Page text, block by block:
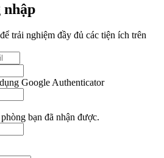
nhập
trải nghiệm đầy đủ các tiện ích trên
Google Authenticator
bạn đã nhận được.